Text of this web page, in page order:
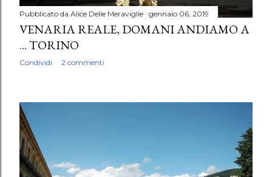
Pubblicato da Alice Delle Meraviglie gennaio 06, 2019
VENARIA REALE, DOMANI ANDIAMO A
... TORINO
Condividi 2 commenti